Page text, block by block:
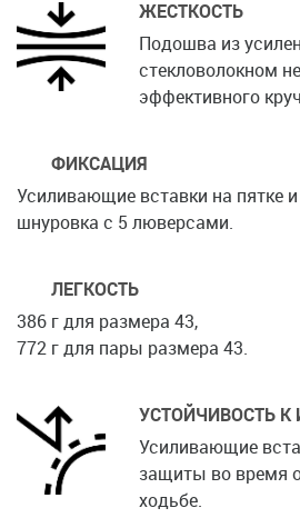
ЖЕСТКОСТЬ
Подошва из
стекловолокном
эффективного
ФИКСАЦИЯ
Усиливающие вставки на пятке
шнуровка с 5 люверсами.
ЛЕГКОСТЬ
386 г для размера 43,
772 г для пары размера 43.
УСТОЙЧИВОСТЬ К
Усиливающие
защиты во время
ходьбе.